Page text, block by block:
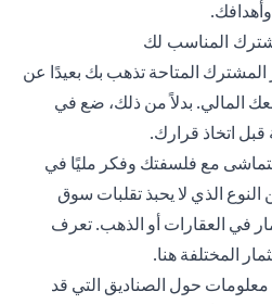
المناسب لك
المشترك المتاحة تذهب بك بعيدًا عن
المالي. بدلاً من ذلك، ضع في
قبل اتخاذ قرارك.
مع فلسفتك وفكر مليًا في
الذي لا يحبذ تقلبات سوق
في العقارات أو الذهب. تعرف
المختلفة هنا.
حول الصناديق التي قد